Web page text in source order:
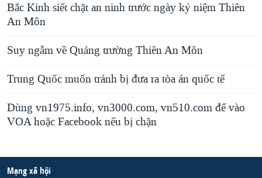
Bắc Kinh siết chặt an ninh trước ngày kỷ niệm Thiên
An Môn
Suy ngẫm về Quảng trường Thiên An Môn
Trung Quốc muốn tránh bị đưa ra tòa án quốc tế
Dùng vn1975.info, vn3000.com, vn510.com để vào
VOA hoặc Facebook nếu bị chặn
Mạng xã hội